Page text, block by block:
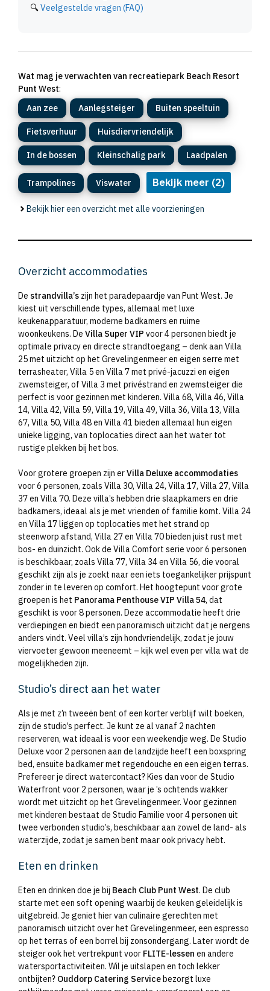
🔍Veelgestelde vragen (FAQ)
Wat mag je verwachten van recreatiepark Beach Resort
Punt West:
Aan zee
Aanlegsteiger Buiten speeltuin
Fietsverhuur Huisdiervriendelijk
In de bossen Kleinschalig park Laadpalen
Trampolines Viswater Bekijk meer (2)
Bekijk hier een overzicht met alle voorzieningen
Overzicht accommodaties
De strandvilla’s zijn het paradepaardje van Punt West. Je
kiest uit verschillende types, allemaal met luxe
keukenapparatuur, moderne badkamers en ruime
woonkeukens. De Villa Super VIP voor 4 personen biedt je
optimale privacy en directe strandtoegang – denk aan Villa
25 met uitzicht op het Grevelingenmeer en eigen serre met
terrasheater, Villa 5 en Villa 7 met privé-jacuzzi en eigen
zwemsteiger, of Villa 3 met privéstrand en zwemsteiger die
perfect is voor gezinnen met kinderen. Villa 68, Villa 46, Villa
14, Villa 42, Villa 59, Villa 19, Villa 49, Villa 36, Villa 13, Villa
67, Villa 50, Villa 48 en Villa 41 bieden allemaal hun eigen
unieke ligging, van toplocaties direct aan het water tot
rustige plekken bij het bos.
Voor grotere groepen zijn erVilla Deluxe accommodaties
voor 6 personen, zoals Villa 30, Villa 24, Villa 17, Villa 27, Villa
37 en Villa 70. Deze villa’s hebben drie slaapkamers en drie
badkamers, ideaal als je met vrienden of familie komt. Villa 24
en Villa 17 liggen op toplocaties met het strand op
steenworp afstand, Villa 27 en Villa 70 bieden juist rust met
bos- en duinzicht. Ook de Villa Comfort serie voor 6 personen
is beschikbaar, zoals Villa 77, Villa 34 en Villa 56, die vooral
geschikt zijn als je zoekt naar een iets toegankelijker prijspunt
zonder in te leveren op comfort. Het hoogtepunt voor grote
groepen is het Panorama Penthouse VIP Villa 54, dat
geschikt is voor 8 personen. Deze accommodatie heeft drie
verdiepingen en biedt een panoramisch uitzicht dat je nergens
anders vindt. Veel villa’s zijn hondvriendelijk, zodat je jouw
viervoeter gewoon meeneemt – kijk wel even per villa wat de
mogelijkheden zijn.
Studio’s direct aan het water
Als je met z’n tweeën bent of een korter verblijf wilt boeken,
zijn de studio’s perfect. Je kunt ze al vanaf 2 nachten
reserveren, wat ideaal is voor een weekendje weg. De Studio
Deluxe voor 2 personen aan de landzijde heeft een boxspring
bed, ensuite badkamer met regendouche en een eigen terras.
Prefereer je direct watercontact? Kies dan voor de Studio
Waterfront voor 2 personen, waar je ’s ochtends wakker
wordt met uitzicht op het Grevelingenmeer. Voor gezinnen
met kinderen bestaat de Studio Familie voor 4 personen uit
twee verbonden studio’s, beschikbaar aan zowel de land- als
waterzijde, zodat je samen bent maar ook privacy hebt.
Eten en drinken
Eten en drinken doe je bij Beach Club Punt West. De club
starte met een soft opening waarbij de keuken geleidelijk is
uitgebreid. Je geniet hier van culinaire gerechten met
panoramisch uitzicht over het Grevelingenmeer, een espresso
op het terras of een borrel bij zonsondergang. Later wordt de
steiger ook het vertrekpunt voor FLITE-lessen en andere
watersportactiviteiten. Wil je uitslapen en toch lekker
ontbijten? Ouddorp Catering Servicebezorgt luxe